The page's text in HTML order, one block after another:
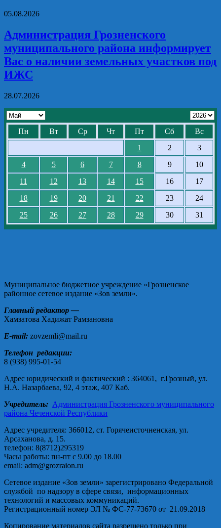
05.08.2026
Администрация Грозненского
муниципального района информирует
Вас о наличии земельных участков под
ИЖС
28.07.2026
Пн Вт Ср Чт Пт Сб
Вс
1
2
3
4
5 6 7 8 9
10
11
12 13 14 15 16
17
18
19 20 21 22 23
24
25
26 27 28 29 30 31
Муниципальное бюджетное учреждение «Грозненское
районное сетевое издание «Зов земли».
Главный редактор —
Хамзатова Хадижат Рамзановна
E-mail: zovzemli@mail.ru
Телефон редакции:
8 (938) 995-01-54
Адрес юридический и фактический : 364061, г.Грозный, ул.
Н.А. Назарбаева, 92, 4 этаж, 407 Каб.
Учредитель: Администрация Грозненского муниципального
района Чеченской Республики
Адрес учредителя: 366012, ст. Горячеисточненская, ул.
Арсаханова, д. 15.
телефон: 8(8712)295319
Часы работы: пн-пт с 9.00 до 18.00
email: adm@grozraion.ru
Сетевое издание «Зов земли» зарегистрировано Федеральной
службой по надзору в сфере связи, информационных
технологий и массовых коммуникаций.
Регистрационный номер ЭЛ № ФС-77-73670 от 21.09.2018
Копирование материалов сайта разрешено только при